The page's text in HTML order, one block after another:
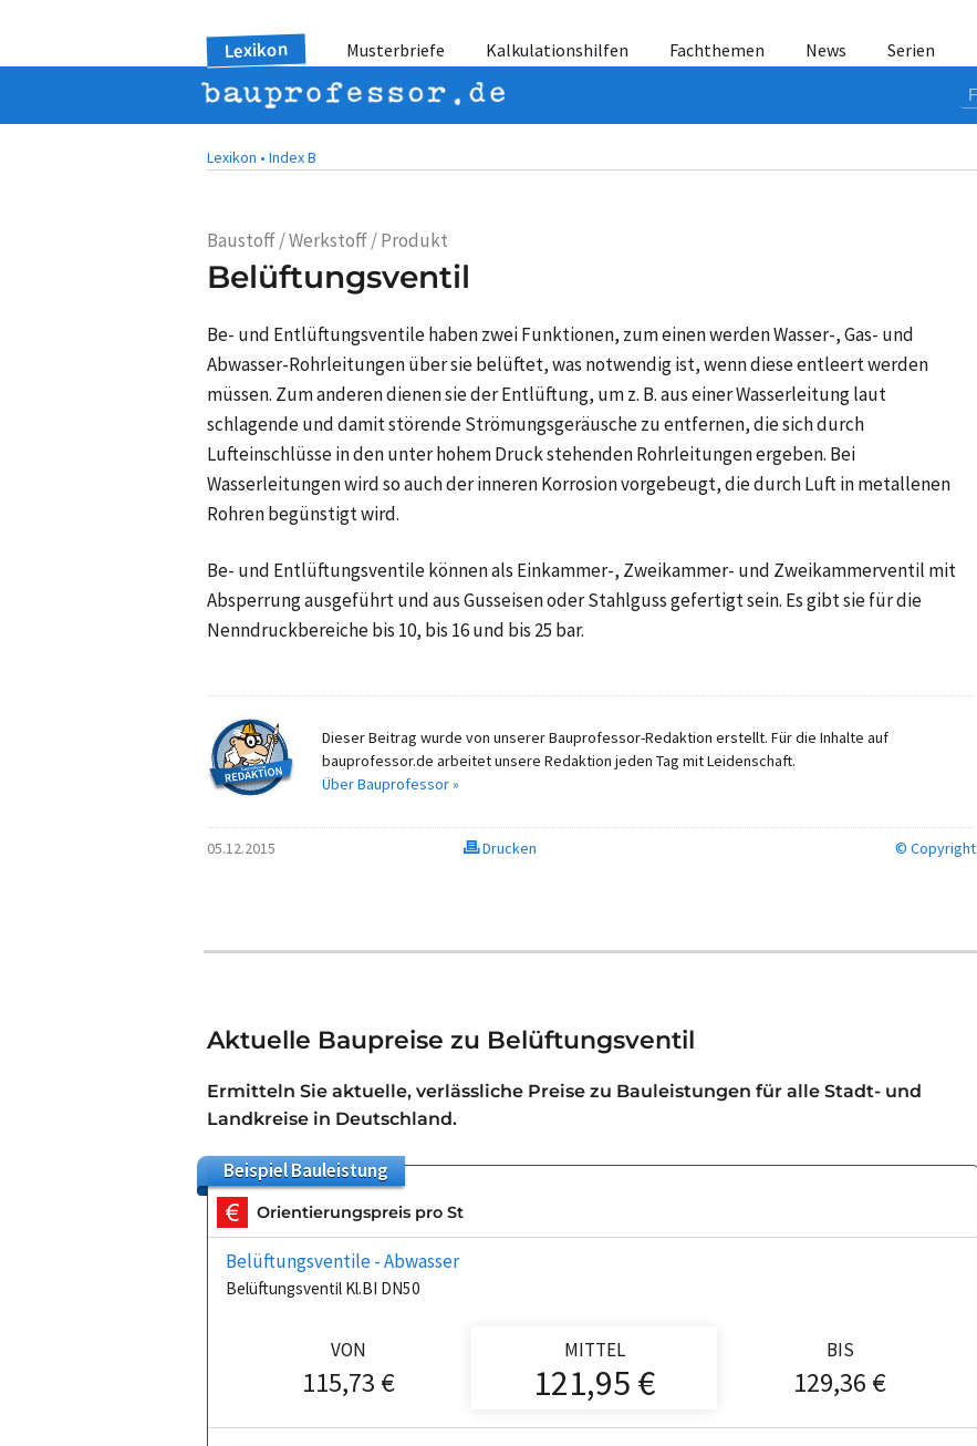
Lexikon Musterbriefe Kalkulationshilfen Fachthemen News Serien
Lexikon • Index B
Baustoff / Werkstoff / Produkt
Belüftungsventil
Be- und Entlüftungsventile haben zwei Funktionen, zum einen werden Wasser-, Gas- und
Abwasser-Rohrleitungen über sie belüftet, was notwendig ist, wenn diese entleert werden
müssen. Zum anderen dienen sie der Entlüftung, um z. B. aus einer Wasserleitung laut
schlagende und damit störende Strömungsgeräusche zu entfernen, die sich durch
Lufteinschlüsse in den unter hohem Druck stehenden Rohrleitungen ergeben. Bei
Wasserleitungen wird so auch der inneren Korrosion vorgebeugt, die durch Luft in metallenen
Rohren begünstigt wird.
Be- und Entlüftungsventile können als Einkammer-, Zweikammer- und Zweikammerventil mit
Absperrung ausgeführt und aus Gusseisen oder Stahlguss gefertigt sein. Es gibt sie für die
Nenndruckbereiche bis 10, bis 16 und bis 25 bar.
Dieser Beitrag wurde von unserer Bauprofessor-Redaktion erstellt. Für die Inhalte auf
bauprofessor.de arbeitet unsere Redaktion jeden Tag mit Leidenschaft.
Über Bauprofessor »
05.12.2015 Drucken © Copyright
Aktuelle Baupreise zu Belüftungsventil
Ermitteln Sie aktuelle, verlässliche Preise zu Bauleistungen für alle Stadt- und
Landkreise in Deutschland.
BeispielBauleistung
Orientierungspreis pro St
Belüftungsventile - Abwasser
Belüftungsventil Kl.BI DN50
VON
115,73 €
MITTEL
121,95 €
BIS
129,36 €